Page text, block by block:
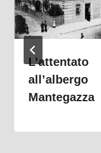
L’attentato
all’albergo
Mantegazza